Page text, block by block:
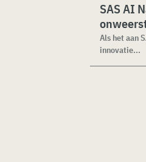
SAS AI
Als het aan
innovatie...